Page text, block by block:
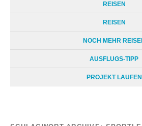
REISEN
REISEN
NOCH MEHR
AUSFLUGS-TIPP
PROJEKT LAUFEN